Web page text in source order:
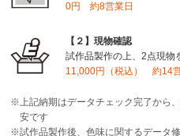
0円 約8営業日
【２】現物確認
試作品製作の上、2点現物
11,000円（税込） 約14
※上記納期はデータチェック完了から
安です
※試作品製作後、色味に関するデータ